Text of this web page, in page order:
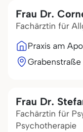
Frau Dr.
Fachärztin für
Praxis am
Grabenstraße
Frau Dr.
Fachärztin für
Psychotherapie